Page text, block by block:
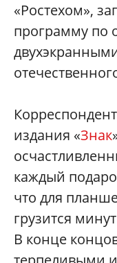
«Ростехом»,
программу
издания «Знак
каждый
что для
грузится
В конце